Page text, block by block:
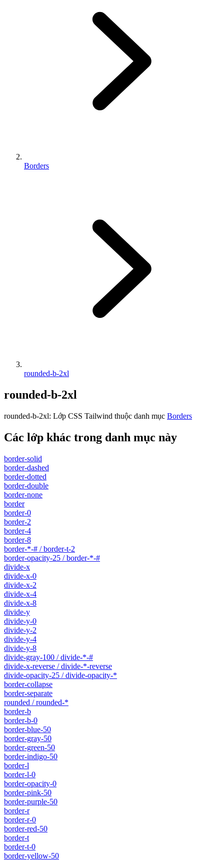
Borders
rounded-b-2xl
rounded-b-2xl
rounded-b-2xl: Lớp CSS Tailwind thuộc danh mục Borders
Các lớp khác trong danh mục này
border-solid
border-dashed
border-dotted
border-double
border-none
border
border-0
border-2
border-4
border-8
border-*-# / border-t-2
border-opacity-25 / border-*-#
divide-x
divide-x-0
divide-x-2
divide-x-4
divide-x-8
divide-y
divide-y-0
divide-y-2
divide-y-4
divide-y-8
divide-gray-100 / divide-*-#
divide-x-reverse / divide-*-reverse
divide-opacity-25 / divide-opacity-*
border-collapse
border-separate
rounded / rounded-*
border-b
border-b-0
border-blue-50
border-gray-50
border-green-50
border-indigo-50
border-l
border-l-0
border-opacity-0
border-pink-50
border-purple-50
border-r
border-r-0
border-red-50
border-t
border-t-0
border-yellow-50